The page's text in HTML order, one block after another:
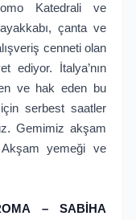
Katedrali ve
çanta ve
cenneti olan
ediyor. İtalya’nın
ve hak eden bu
serbest saatler
Gemimiz akşam
Akşam yemeği ve
– SABİHA